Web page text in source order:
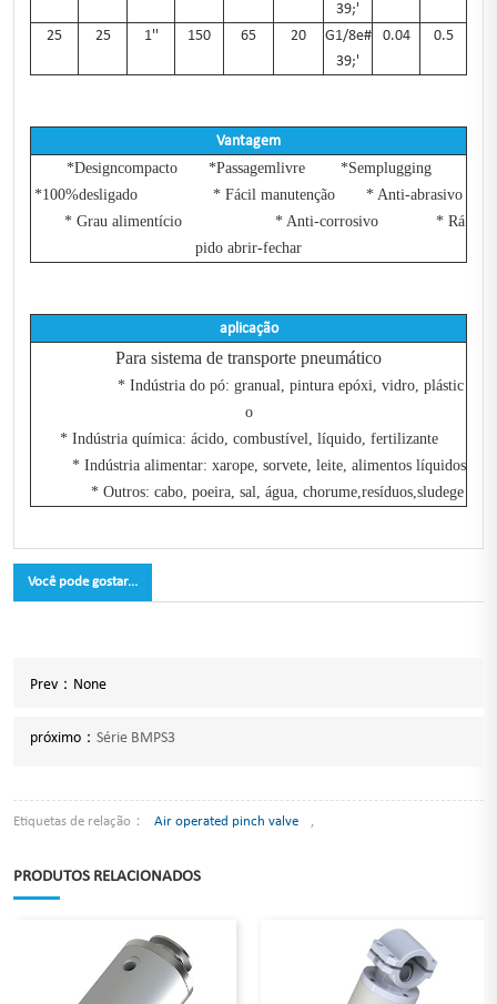
39;'
25 25 1'' 150 65 20
G1/8e#
39;'
0.04 0.5
Vantagem
*Designcompacto *Passagemlivre *Semplugging
*100%desligado * Fácil manutenção * Anti-abrasivo
* Grau alimentício * Anti-corrosivo * Rá
pido abrir-fechar
aplicação
Para sistema de transporte pneumático
* Indústria do pó: granual, pintura epóxi, vidro, plástic
o
* Indústria química: ácido, combustível, líquido, fertilizante
* Indústria alimentar: xarope, sorvete, leite, alimentos líquidos
* Outros: cabo, poeira, sal, água, chorume,resíduos,sludege
Você pode gostar...
Prev： None
próximo： Série BMPS3
Etiquetas de relação： Air operated pinch valve ,
PRODUTOS RELACIONADOS